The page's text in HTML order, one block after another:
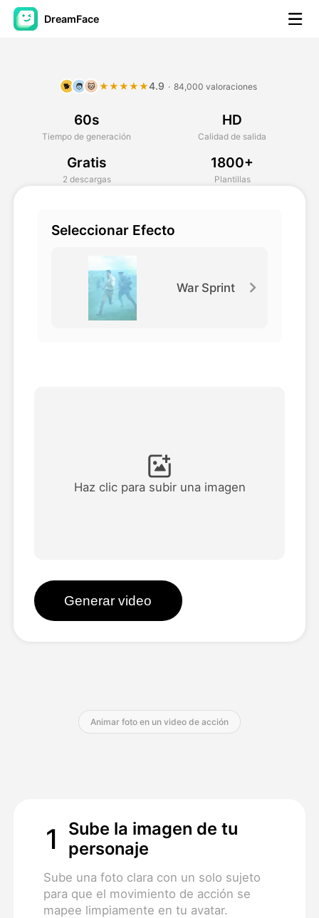
DreamFace
Avatar Video
Video de IA
Foto AI
Ver todas las plantillas
Blog
🐕 🧑 🐱 ★★★★★4.9 · 84,000 valoraciones
60s
Tiempo de generación
HD
Calidad de salida
Gratis
2 descargas
1800+
Plantillas
Seleccionar Efecto
War Sprint
Haz clic para subir una imagen
Generar video
Animar foto en un video de acción
1
Sube la imagen de tu
personaje
Sube una foto clara con un solo sujeto
para que el movimiento de acción se
mapee limpiamente en tu avatar.